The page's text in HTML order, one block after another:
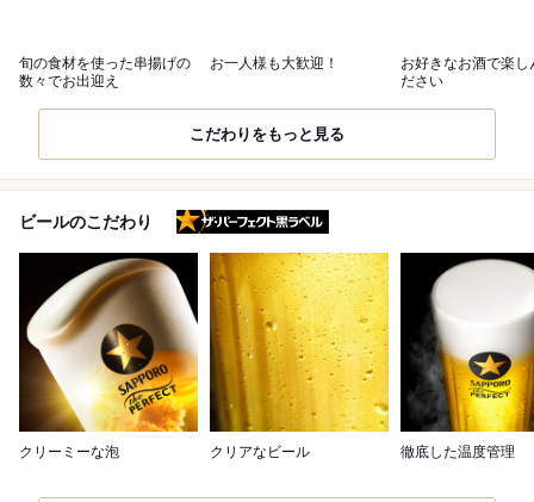
旬の食材を使った串揚げの
数々でお出迎え
お一人様も大歓迎！
お好きなお酒で楽し
ださい
こだわりをもっと見る
ビールのこだわり
クリーミーな泡 クリアなビール 徹底した温度管理